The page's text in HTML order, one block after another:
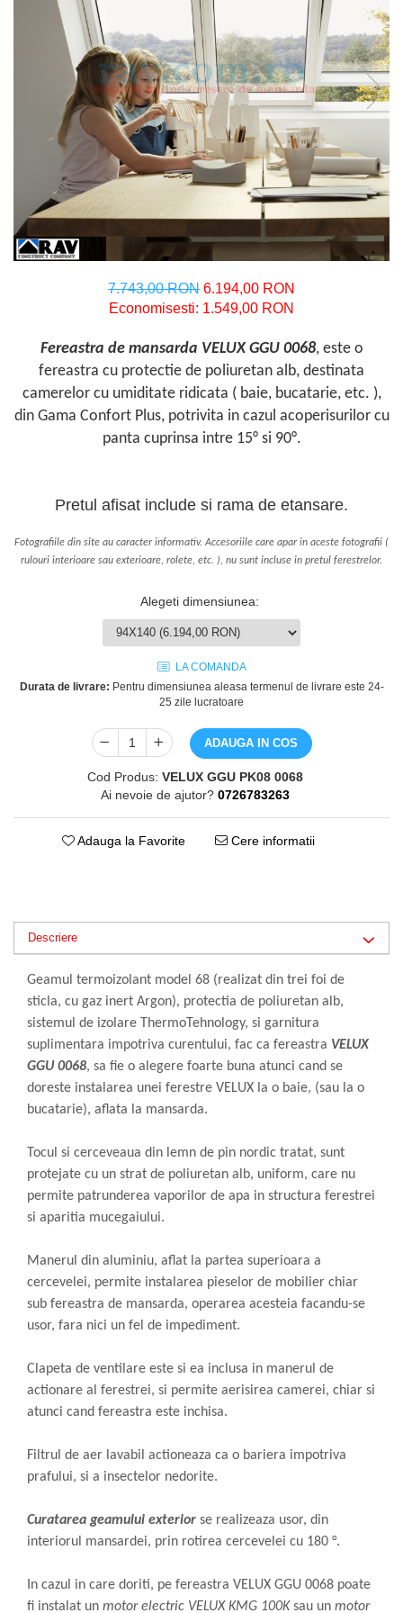
7.743,00 RON 6.194,00 RON
Economisesti: 1.549,00 RON
Fereastra de mansarda VELUX GGU 0068, este o
fereastra cu protectie de poliuretan alb, destinata
camerelor cu umiditate ridicata ( baie, bucatarie, etc. ),
din Gama Confort Plus, potrivita in cazul acoperisurilor cu
panta cuprinsa intre 15° si 90°.
Pretul afisat include si rama de etansare.
Fotografiile din site au caracter informativ. Accesoriile care apar in aceste fotografii (
rulouri interioare sau exterioare, rolete, etc. ), nu sunt incluse in pretul ferestrelor.
Alegeti dimensiunea:
LA COMANDA
Durata de livrare: Pentru dimensiunea aleasa termenul de livrare este 24-
25 zile lucratoare
ADAUGA IN COS
Cod Produs: VELUX GGU PK08 0068
Ai nevoie de ajutor? 0726783263
Adauga la Favorite Cere informatii
Descriere
Geamul termoizolant model 68 (realizat din trei foi de
sticla, cu gaz inert Argon), protectia de poliuretan alb,
sistemul de izolare ThermoTehnology, si garnitura
suplimentara impotriva curentului, fac ca fereastra VELUX
GGU 0068, sa fie o alegere foarte buna atunci cand se
doreste instalarea unei ferestre VELUX la o baie, (sau la o
bucatarie), aflata la mansarda.
Tocul si cerceveaua din lemn de pin nordic tratat, sunt
protejate cu un strat de poliuretan alb, uniform, care nu
permite patrunderea vaporilor de apa in structura ferestrei
si aparitia mucegaiului.
Manerul din aluminiu, aflat la partea superioara a
cercevelei, permite instalarea pieselor de mobilier chiar
sub fereastra de mansarda, operarea acesteia facandu-se
usor, fara nici un fel de impediment.
Clapeta de ventilare este si ea inclusa in manerul de
actionare al ferestrei, si permite aerisirea camerei, chiar si
atunci cand fereastra este inchisa.
Filtrul de aer lavabil actioneaza ca o bariera impotriva
prafului, si a insectelor nedorite.
Curatarea geamului exterior se realizeaza usor, din
interiorul mansardei, prin rotirea cercevelei cu 180 °.
In cazul in care doriti, pe fereastra VELUX GGU 0068 poate
fi instalat un motor electric VELUX KMG 100Ksau un motor